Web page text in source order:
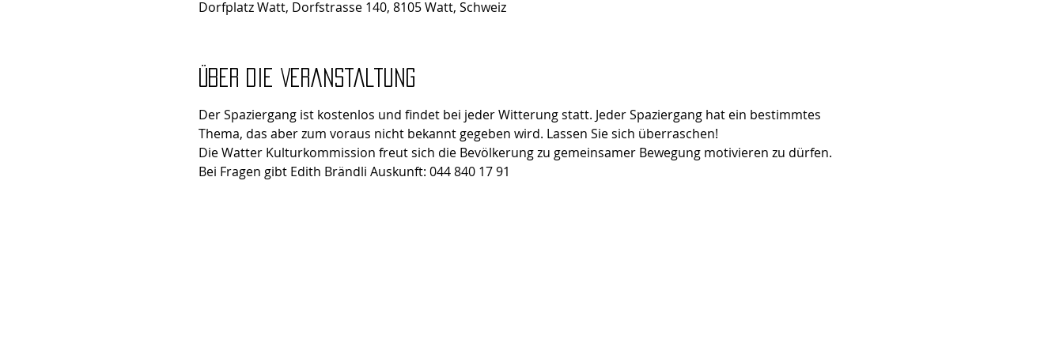
Dorfplatz Watt, Dorfstrasse 140, 8105 Watt, Schweiz
Über die Veranstaltung
Der Spaziergang ist kostenlos und findet bei jeder Witterung statt. Jeder Spaziergang hat ein bestimmtes
Thema, das aber zum voraus nicht bekannt gegeben wird. Lassen Sie sich überraschen!
Die Watter Kulturkommission freut sich die Bevölkerung zu gemeinsamer Bewegung motivieren zu dürfen.
Bei Fragen gibt Edith Brändli Auskunft: 044 840 17 91